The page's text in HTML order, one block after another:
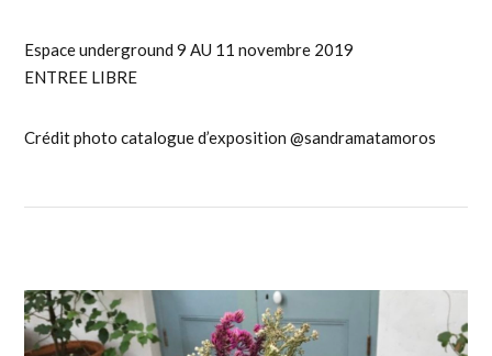
Espace underground 9 AU 11 novembre 2019
ENTREE LIBRE
Crédit photo catalogue d’exposition @sandramatamoros